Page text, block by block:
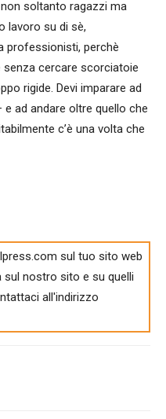
soltanto ragazzi ma
lavoro su di sè,
professionisti, perchè
senza cercare scorciatoie
rigide. Devi imparare ad
ad andare oltre quello che
c’è una volta che
sul tuo sito web
nostro sito e su quelli
all'indirizzo